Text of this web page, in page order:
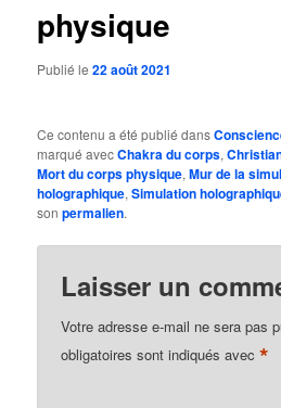
physique
Publié le22 août 2021
Ce contenu a été publié dans
marqué avecChakra du corps,
Mort du corps physique,Mur de la
holographique,Simulation
sonpermalien.
Laisser un
Votre adresse e-mail ne sera pas
obligatoires sont indiqués avec*